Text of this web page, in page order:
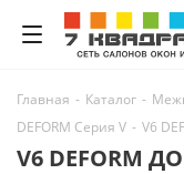
Главная - Каталог -
DEFORM Серия V - V6
V6 DEFORM